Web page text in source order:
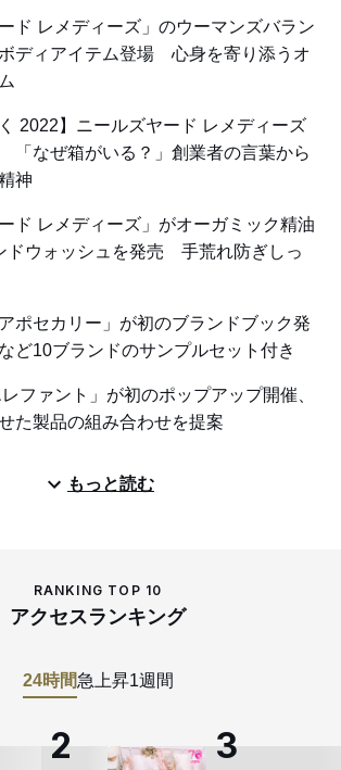
ド レメディーズ」のウーマンズバラン
ディアイテム登場 心身を寄り添うオ
2022】ニールズヤード レメディーズ
「なぜ箱がいる？」創業者の言葉から
神
ド レメディーズ」がオーガミック精油
ドウォッシュを発売 手荒れ防ぎしっ
ポセカリー」が初のブランドブック発
10ブランドのサンプルセット付き
レファント」が初のポップアップ開催、
た製品の組み合わせを提案
もっと読む
RANKING TOP 10
アクセスランキング
24時間急上昇1週間